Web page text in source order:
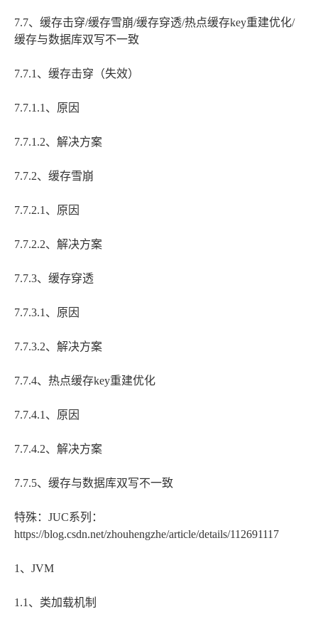
7.7、缓存击穿/缓存雪崩/缓存穿透/热点缓存key重建优化/
缓存与数据库双写不一致
7.7.1、缓存击穿（失效）
7.7.1.1、原因
7.7.1.2、解决方案
7.7.2、缓存雪崩
7.7.2.1、原因
7.7.2.2、解决方案
7.7.3、缓存穿透
7.7.3.1、原因
7.7.3.2、解决方案
7.7.4、热点缓存key重建优化
7.7.4.1、原因
7.7.4.2、解决方案
7.7.5、缓存与数据库双写不一致
特殊：JUC系列：
https://blog.csdn.net/zhouhengzhe/article/details/112691117
1、JVM
1.1、类加载机制